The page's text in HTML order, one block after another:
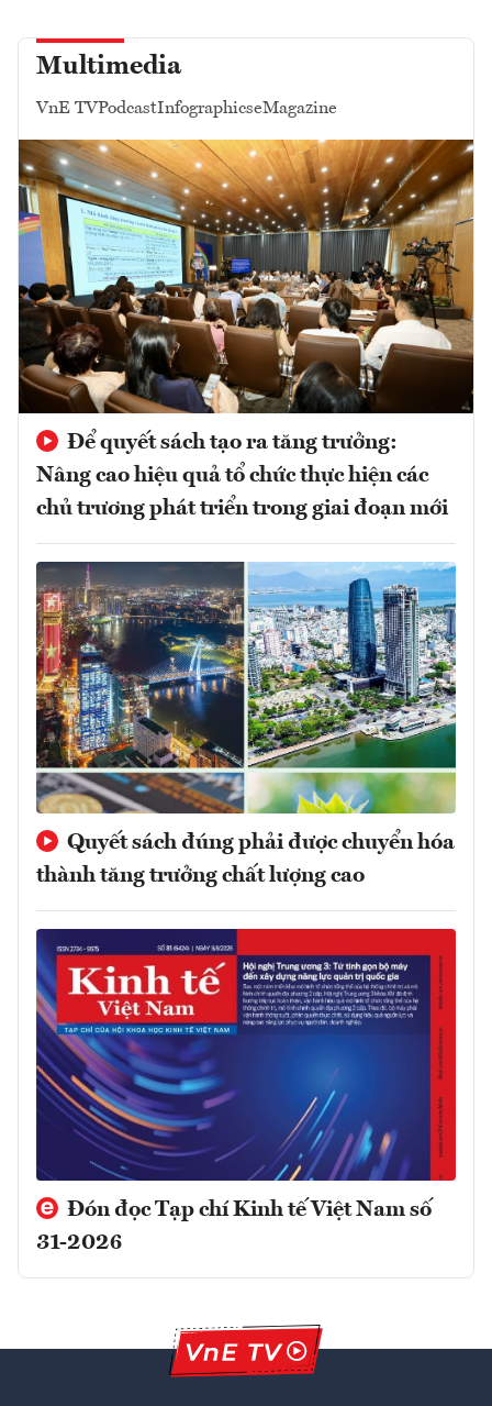
Multimedia
VnE TVPodcastInfographicseMagazine
Để quyết sách tạo ra tăng trưởng:
Nâng cao hiệu quả tổ chức thực hiện các
chủ trương phát triển trong giai đoạn mới
Quyết sách đúng phải được chuyển hóa
thành tăng trưởng chất lượng cao
Đón đọc Tạp chí Kinh tế Việt Nam số
31-2026